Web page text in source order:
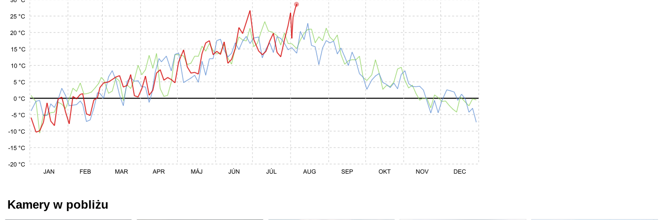
Kamery w pobliżu